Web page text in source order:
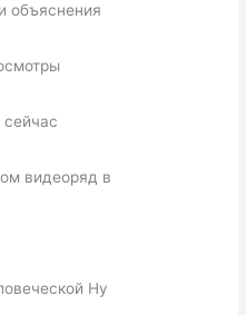
объяснения
сейчас
видеоряд в
Ну